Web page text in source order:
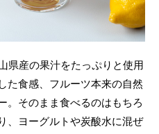
県産の果汁をたっぷりと使用
た食感、フルーツ本来の自然
。そのまま食べるのはもちろ
、ヨーグルトや炭酸水に混ぜ